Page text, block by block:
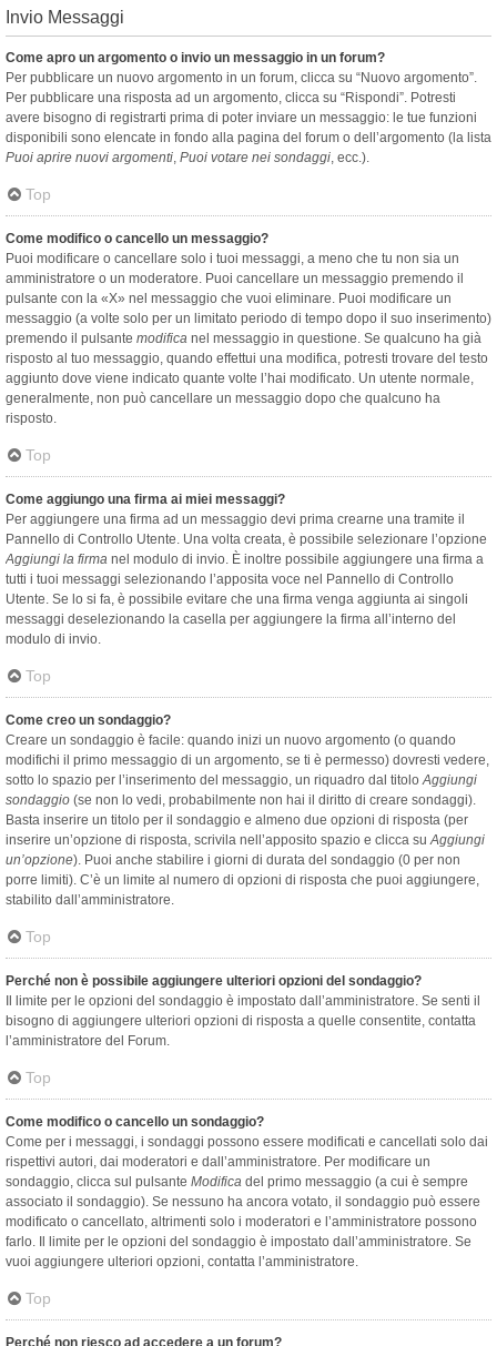
Invio Messaggi
Come apro un argomento o invio un messaggio in un forum?
Per pubblicare un nuovo argomento in un forum, clicca su “Nuovo argomento”.
Per pubblicare una risposta ad un argomento, clicca su “Rispondi”. Potresti
avere bisogno di registrarti prima di poter inviare un messaggio: le tue funzioni
disponibili sono elencate in fondo alla pagina del forum o dell’argomento (la lista
Puoi aprire nuovi argomenti, Puoi votare nei sondaggi, ecc.).
Top
Come modifico o cancello un messaggio?
Puoi modificare o cancellare solo i tuoi messaggi, a meno che tu non sia un
amministratore o un moderatore. Puoi cancellare un messaggio premendo il
pulsante con la «X» nel messaggio che vuoi eliminare. Puoi modificare un
messaggio (a volte solo per un limitato periodo di tempo dopo il suo inserimento)
premendo il pulsante modifica nel messaggio in questione. Se qualcuno ha già
risposto al tuo messaggio, quando effettui una modifica, potresti trovare del testo
aggiunto dove viene indicato quante volte l’hai modificato. Un utente normale,
generalmente, non può cancellare un messaggio dopo che qualcuno ha
risposto.
Top
Come aggiungo una firma ai miei messaggi?
Per aggiungere una firma ad un messaggio devi prima crearne una tramite il
Pannello di Controllo Utente. Una volta creata, è possibile selezionare l’opzione
Aggiungi la firma nel modulo di invio. È inoltre possibile aggiungere una firma a
tutti i tuoi messaggi selezionando l’apposita voce nel Pannello di Controllo
Utente. Se lo si fa, è possibile evitare che una firma venga aggiunta ai singoli
messaggi deselezionando la casella per aggiungere la firma all’interno del
modulo di invio.
Top
Come creo un sondaggio?
Creare un sondaggio è facile: quando inizi un nuovo argomento (o quando
modifichi il primo messaggio di un argomento, se ti è permesso) dovresti vedere,
sotto lo spazio per l’inserimento del messaggio, un riquadro dal titoloAggiungi
sondaggio (se non lo vedi, probabilmente non hai il diritto di creare sondaggi).
Basta inserire un titolo per il sondaggio e almeno due opzioni di risposta (per
inserire un’opzione di risposta, scrivila nell’apposito spazio e clicca suAggiungi
un’opzione). Puoi anche stabilire i giorni di durata del sondaggio (0 per non
porre limiti). C’è un limite al numero di opzioni di risposta che puoi aggiungere,
stabilito dall’amministratore.
Top
Perché non è possibile aggiungere ulteriori opzioni del sondaggio?
Il limite per le opzioni del sondaggio è impostato dall’amministratore. Se senti il
bisogno di aggiungere ulteriori opzioni di risposta a quelle consentite, contatta
l’amministratore del Forum.
Top
Come modifico o cancello un sondaggio?
Come per i messaggi, i sondaggi possono essere modificati e cancellati solo dai
rispettivi autori, dai moderatori e dall’amministratore. Per modificare un
sondaggio, clicca sul pulsante Modifica del primo messaggio (a cui è sempre
associato il sondaggio). Se nessuno ha ancora votato, il sondaggio può essere
modificato o cancellato, altrimenti solo i moderatori e l’amministratore possono
farlo. Il limite per le opzioni del sondaggio è impostato dall’amministratore. Se
vuoi aggiungere ulteriori opzioni, contatta l’amministratore.
Top
Perché non riesco ad accedere a un forum?